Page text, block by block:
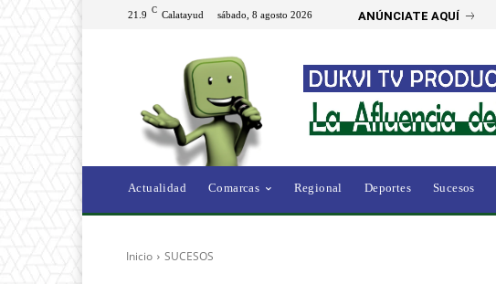
21.9 C Calatayud sábado, 8 agosto 2026 ANÚNCIATE AQUÍ
Actualidad Comarcas Regional Deportes Sucesos
Inicio SUCESOS